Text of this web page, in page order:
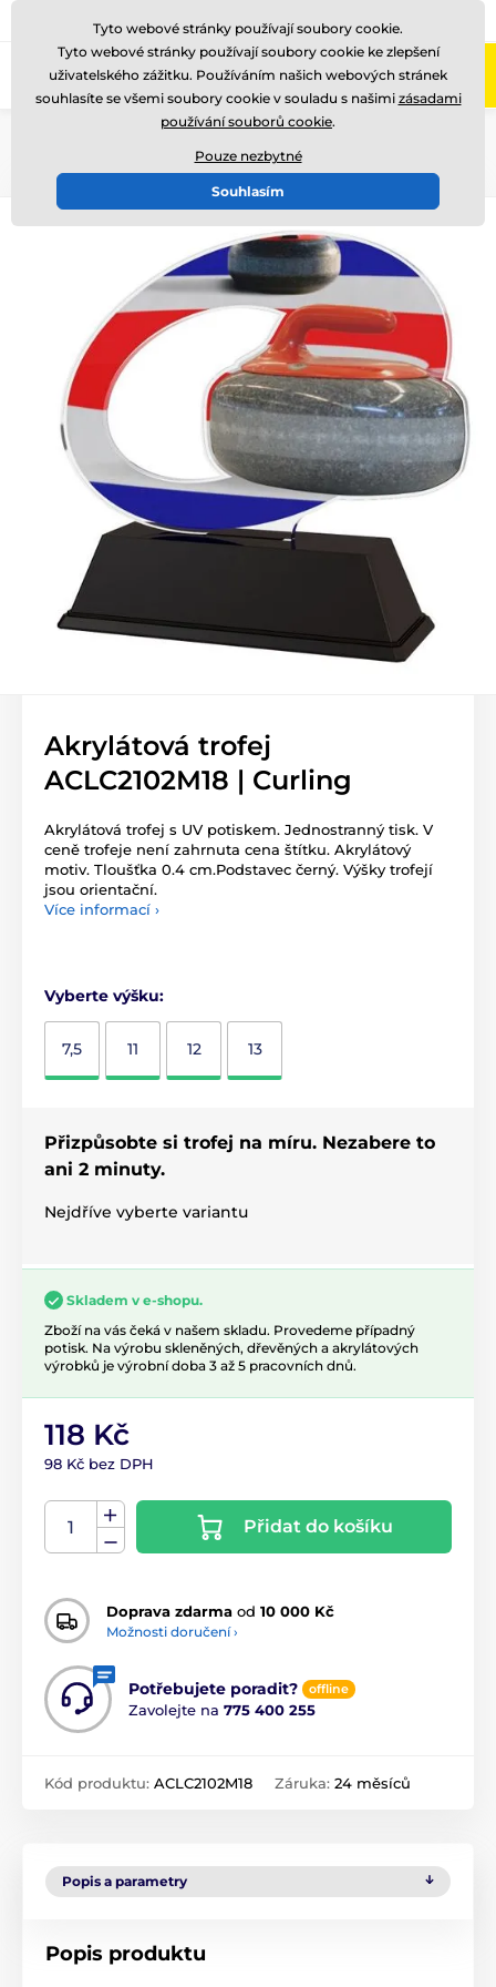
Zavolejte nám (Po-Pá 8-17)
Akrylátová trofej
ACLC2102M18 | Curling
Akrylátová trofej s UV potiskem. Jednostranný tisk. V
ceně trofeje není zahrnuta cena štítku. Akrylátový
motiv. Tloušťka 0.4 cm.Podstavec černý. Výšky trofejí
jsou orientační.
Více informací ›
Vyberte výšku:
7,5 11 12 13
Přizpůsobte si trofej na míru. Nezabere to
ani 2 minuty.
Nejdříve vyberte variantu
Skladem v e-shopu.
Zboží na vás čeká v našem skladu. Provedeme případný
potisk. Na výrobu skleněných, dřevěných a akrylátových
výrobků je výrobní doba 3 až 5 pracovních dnů.
118 Kč
98 Kč bez DPH
Přidat do košíku
Doprava zdarma od 10 000 Kč
Možnosti doručení ›
Potřebujete poradit? offline
Zavolejte na 775 400 255
Kód produktu: ACLC2102M18 Záruka: 24 měsíců
Popis a parametry
Popis produktu
Tyto webové stránky používají soubory cookie.
Tyto webové stránky používají soubory cookie ke zlepšení
uživatelského zážitku. Používáním našich webových stránek
souhlasíte se všemi soubory cookie v souladu s našimi zásadami
používání souborů cookie.
Pouze nezbytné
Souhlasím